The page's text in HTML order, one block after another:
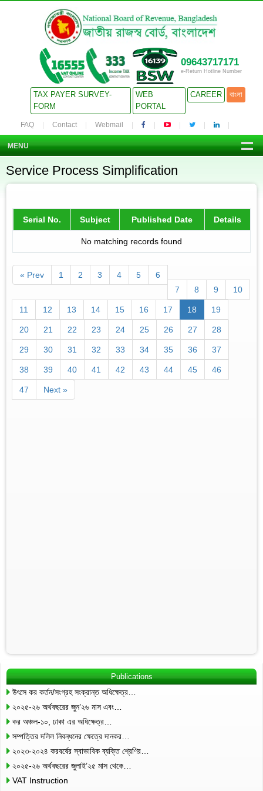
09643717171
e-Return Hotline Number
TAX PAYER SURVEY-
FORM
WEB
PORTAL
CAREER বাংলা
FAQ Contact Webmail
MENU
Service Process Simplification
Serial No. Subject Published Date Details
No matching records found
« Prev 1 2 3 4 5
6
7
8 9 10
11 12 13 14 15 16 17 18 19
20 21 22 23 24 25 26 27 28
29 30 31 32 33 34 35 36 37
38 39 40 41 42 43 44 45 46
47 Next »
Publications
উৎসে কর কর্তন/সংগ্রহ সংক্রান্ত অধিক্ষেত্র…
২০২৫-২৬ অর্থবছরের জুন’২৬ মাস এবং…
কর অঞ্চল-১০, ঢাকা এর অধিক্ষেত্র…
সম্পত্তির দলিল নিবন্ধনের ক্ষেত্রে দানকর…
২০২৩-২০২৪ করবর্ষের স্বাভাবিক ব্যক্তি শ্রেণির…
২০২৫-২৬ অর্থবছরের জুলাই’২৫ মাস থেকে…
VAT Instruction